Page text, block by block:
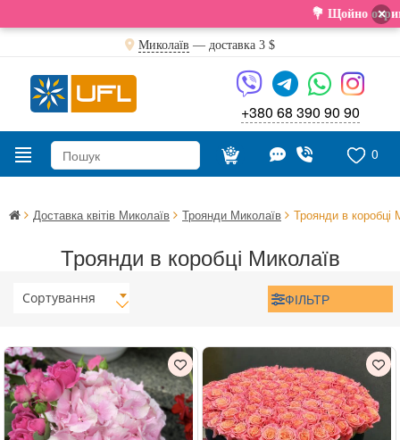
💐 Щойно отримали свіжу ×
Миколаїв — доставка 3 $
+380 68 390 90 90
0
Доставка квітів Миколаїв Троянди Миколаїв Троянди в коробці
Троянди в коробці Миколаїв
Сортування ФІЛЬТР